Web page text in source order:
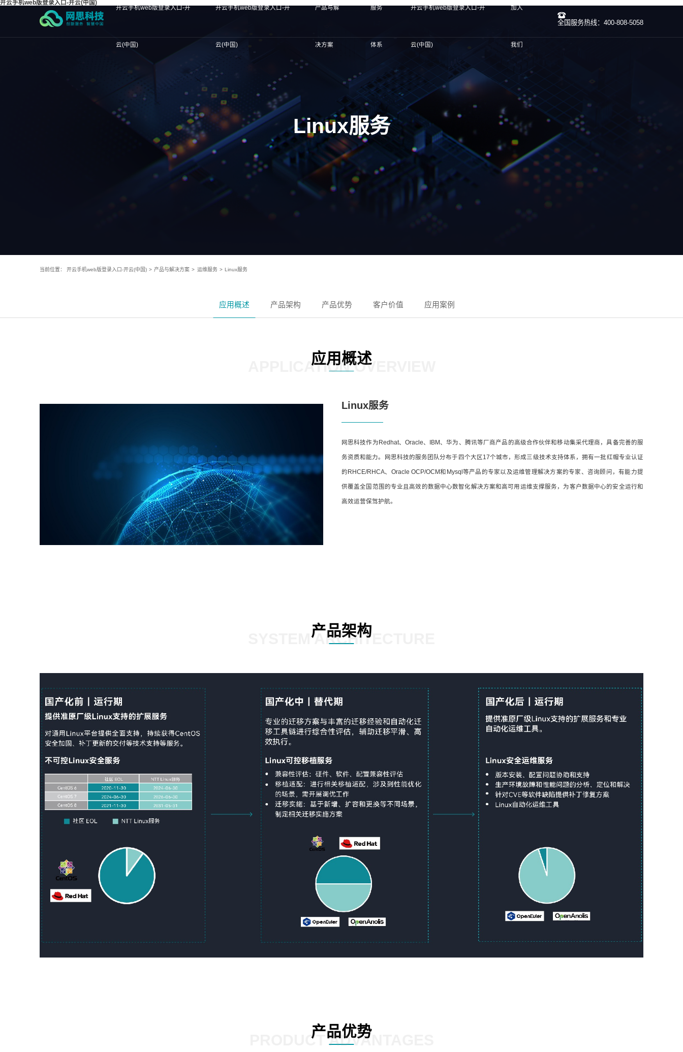
开云手机web版登录入口-开云(中国)
开云手机web版登录入口-开
云(中国)
开云手机web版登录入口-开
云(中国)
产品与解
决方案
服务
体系
开云手机web版登录入口-开
云(中国)
加入
我们
全国服务热线：400-808-5058
Linux服务
当前位置： 开云手机web版登录入口-开云(中国) > 产品与解决方案 > 运维服务 > Linux服务
应用概述 产品架构 产品优势 客户价值 应用案例
应用概述
APPLICATION OVERVIEW
Linux服务
网思科技作为Redhat、Oracle、IBM、华为、腾讯等厂商产品的高级合作伙伴和移动集采代理商，具备完善的服
务资质和能力。网思科技的服务团队分布于四个大区17个城市，形成三级技术支持体系，拥有一批红帽专业认证
的RHCE/RHCA、Oracle OCP/OCM和Mysql等产品的专家以及运维管理解决方案的专家、咨询顾问，有能力提
供覆盖全国范围的专业且高效的数据中心数智化解决方案和高可用运维支撑服务，为客户数据中心的安全运行和
高效运营保驾护航。
产品架构
SYSTEM ARCHITECTURE
产品优势
PRODUCT ADVANTAGES